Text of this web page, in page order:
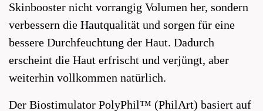
Skinbooster nicht vorrangig Volumen her, sondern
verbessern die Hautqualität und sorgen für eine
bessere Durchfeuchtung der Haut. Dadurch
erscheint die Haut erfrischt und verjüngt, aber
weiterhin vollkommen natürlich.
Der Biostimulator PolyPhil™ (PhilArt) basiert auf